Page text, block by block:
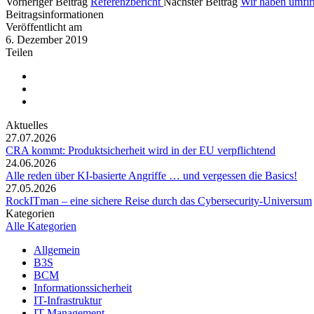
Beitragsinformationen
Veröffentlicht am
6. Dezember 2019
Teilen
Aktuelles
27.07.2026
CRA kommt: Produktsicherheit wird in der EU verpflichtend
24.06.2026
Alle reden über KI-basierte Angriffe … und vergessen die Basics!
27.05.2026
RockITman – eine sichere Reise durch das Cybersecurity-Universum
Kategorien
Alle Kategorien
Allgemein
B3S
BCM
Informationssicherheit
IT-Infrastruktur